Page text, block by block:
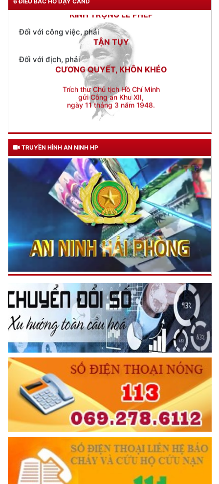
Đối với địch, phải
CƯƠNG QUYẾT, KHÔN KHÉO
Trích thư Chủ tịch Hồ Chí Minh
gửi Công an Khu XII,
ngày 11 tháng 3 năm 1948.
TRUYỀN HÌNH AN NINH HP